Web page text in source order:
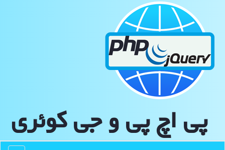
پی اچ پی و جی كوئری